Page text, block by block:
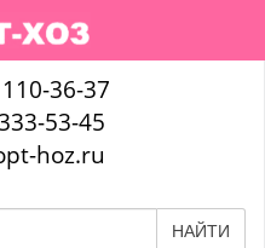
36-37
53-45
hoz.ru
НАЙТИ